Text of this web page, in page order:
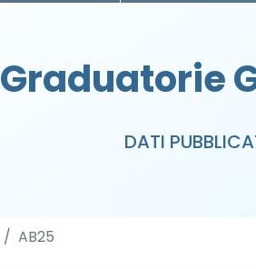
Graduatorie
DATI
AB25